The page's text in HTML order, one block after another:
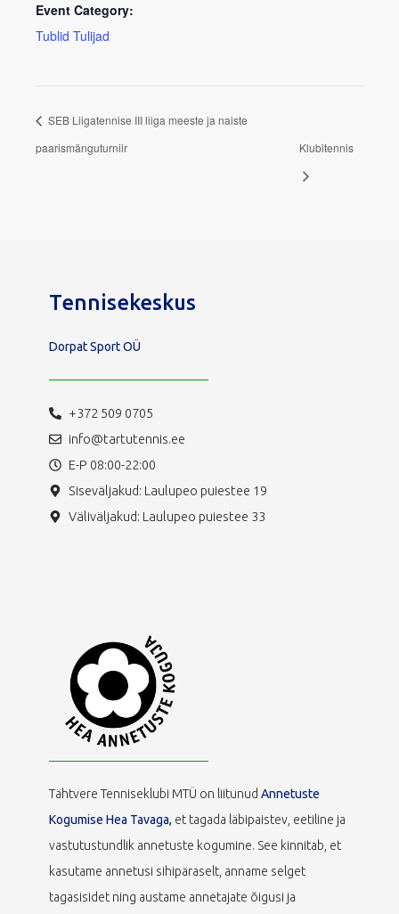
Event Category:
Tublid Tulijad
SEB Liigatennise III liiga meeste ja naiste
paarismänguturniir
Klubitennis
Tennisekeskus
Dorpat Sport OÜ
+372 509 0705
info@tartutennis.ee
E-P 08:00-22:00
Siseväljakud: Laulupeo puiestee 19
Väliväljakud: Laulupeo puiestee 33
Tähtvere Tenniseklubi MTÜ on liitunud Annetuste
Kogumise Hea Tavaga, et tagada läbipaistev, eetiline ja
vastutustundlik annetuste kogumine. See kinnitab, et
kasutame annetusi sihipäraselt, anname selget
tagasisidet ning austame annetajate õigusi ja